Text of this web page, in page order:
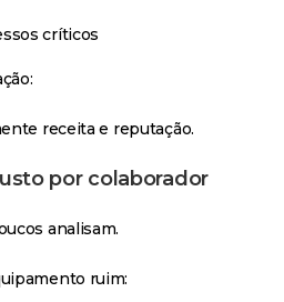
críticos
receita e reputação.
por colaborador
analisam.
ruim: